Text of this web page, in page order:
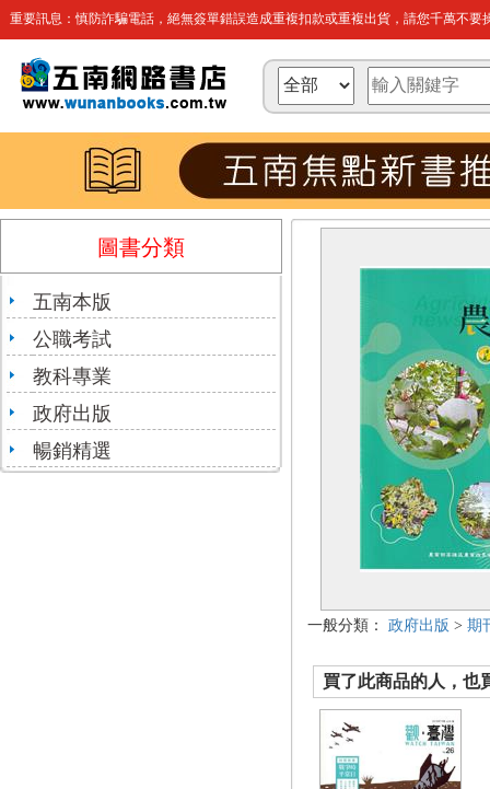
重要訊息：慎防詐騙電話，絕無簽單錯誤造成重複扣款或重複出貨，請您千萬不要
圖書分類
五南本版
公職考試
教科專業
政府出版
暢銷精選
一般分類： 政府出版 > 期
買了此商品的人，也